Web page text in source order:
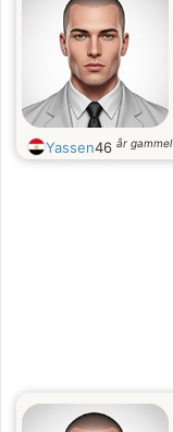
Yassen46 år gammel